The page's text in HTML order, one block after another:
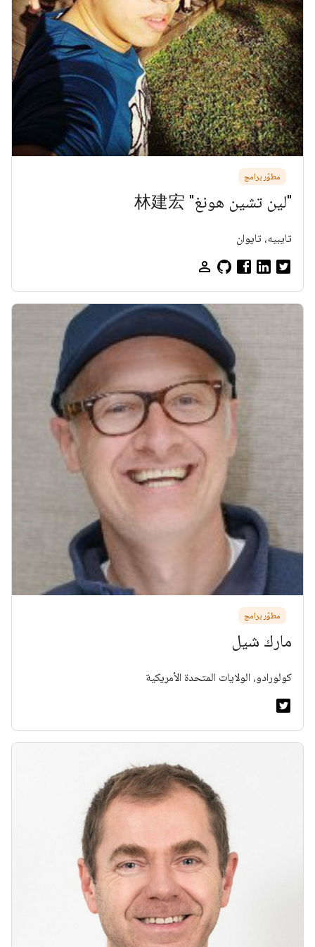
مطوّر برامج
"لين تشين هونغ" 林建宏
تايبيه، تايوان
مطوّر برامج
مارك شيل
كولورادو، الولايات المتحدة الأمريكية